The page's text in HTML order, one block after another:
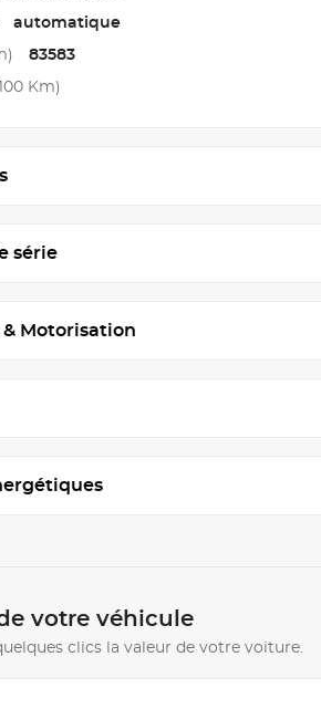
automatique
83583
Km)
série
Motorisation
votre véhicule
clics la valeur de votre voiture.